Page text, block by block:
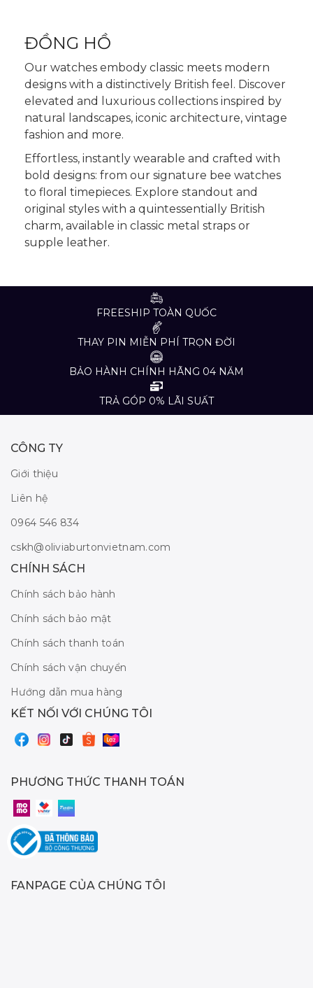
ĐỒNG HỒ
Our watches embody classic meets modern
designs with a distinctively British feel. Discover
elevated and luxurious collections inspired by
natural landscapes, iconic architecture, vintage
fashion and more.
Effortless, instantly wearable and crafted with
bold designs: from our signature bee watches
to floral timepieces. Explore standout and
original styles with a quintessentially British
charm, available in classic metal straps or
supple leather.
FREESHIP TOÀN QUỐC
THAY PIN MIỄN PHÍ TRỌN ĐỜI
BẢO HÀNH CHÍNH HÃNG 04 NĂM
TRẢ GÓP 0% LÃI SUẤT
CÔNG TY
Giới thiệu
Liên hệ
0964 546 834
cskh@oliviaburtonvietnam.com
CHÍNH SÁCH
Chính sách bảo hành
Chính sách bảo mật
Chính sách thanh toán
Chính sách vận chuyển
Hướng dẫn mua hàng
KẾT NỐI VỚI CHÚNG TÔI
PHƯƠNG THỨC THANH TOÁN
FANPAGE CỦA CHÚNG TÔI